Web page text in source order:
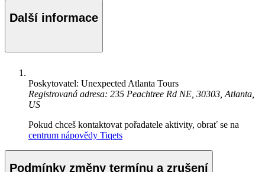
Další informace
Poskytovatel: Unexpected Atlanta Tours
Registrovaná adresa: 235 Peachtree Rd NE, 30303, Atlanta,
US
Pokud chceš kontaktovat pořadatele aktivity, obrať se na
centrum nápovědy Tiqets
Podmínky změny termínu a zrušení